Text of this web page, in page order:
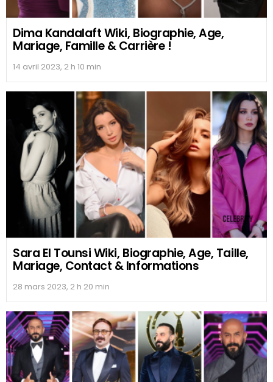
Dima Kandalaft Wiki, Biographie, Age,
Mariage, Famille & Carrière !
14 avril 2023, 2 h 10 min
Sara El Tounsi Wiki, Biographie, Age, Taille,
Mariage, Contact & Informations
28 mars 2023, 2 h 20 min